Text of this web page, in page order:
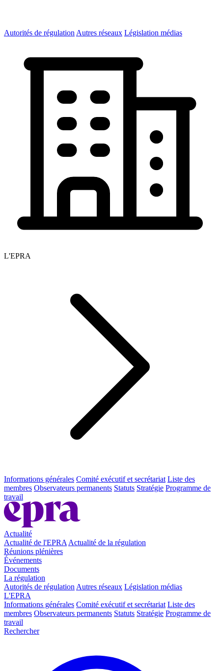
Autorités de régulation Autres réseaux Législation médias
L'EPRA
Informations générales Comité exécutif et secrétariat Liste des
membres Observateurs permanents Statuts Stratégie Programme de
travail
Actualité
Actualité de l'EPRA Actualité de la régulation
Réunions plénières
Événements
Documents
La régulation
Autorités de régulation Autres réseaux Législation médias
L'EPRA
Informations générales Comité exécutif et secrétariat Liste des
membres Observateurs permanents Statuts Stratégie Programme de
travail
Rechercher